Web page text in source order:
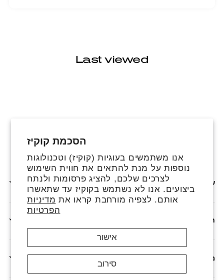
הסכמת קוקיז
אנו משתמשים בעוגיות (קוקיז) וטכנולוגות
נוספות על מנת להתאים את חווית השימוש
לצרכים שלכם, להציג פרסומות ולנתח
ביצועים. אנו לא נשתמש בקוקיז עד שתאשרו
אותם. לצפיה מורחבת קראו את מדיניות
הפרטיות
אישור
סירוב
Last viewed
טיקטוקאינסטגרםפייסבוק
שירותים נוספים
חנות
מדיניות